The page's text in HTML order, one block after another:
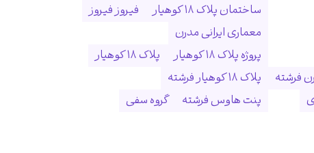
فرشته
ساختمان پلاک ۱۸ کوهیار
فیروز فیروز
معماری ایرانی مدرن
پروژه پلاک ۱۸ کوهیار
پلاک ۱۸ کوهیار
پلاک ۱۸ کوهیار فرشته
پنت هاوس فرشته
گروه سفی